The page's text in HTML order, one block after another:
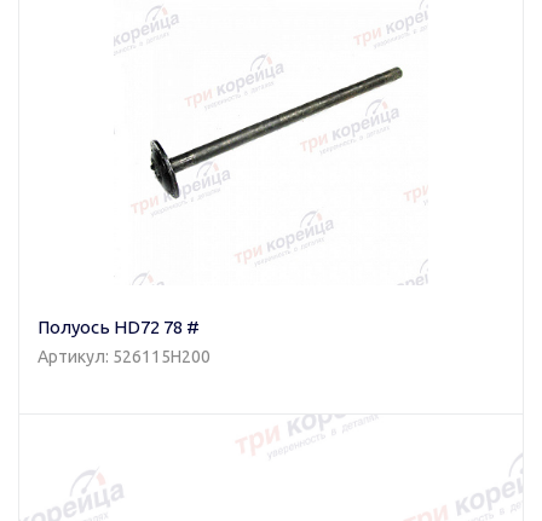
Полуось HD72 78 #
Артикул: 526115H200